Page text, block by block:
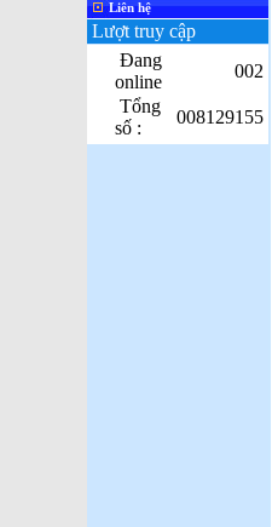
Liên hệ
Lượt truy cập
Đang
online
002
Tổng
số :
008129155